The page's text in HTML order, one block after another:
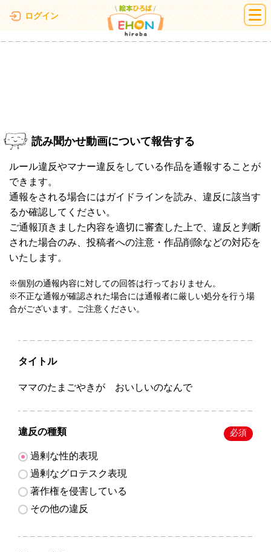
ログイン 絵本ひろば
読み聞かせ動画について報告する
ルール違反やマナー違反をしている作品を通報することが
できます。
通報をされる場合にはガイドラインを読み、違反に該当す
るか確認してください。
ご通報頂きました内容を適切に審査した上で、違反と判断
された場合のみ、投稿者への注意・作品削除などの対応を
いたします。
※個別の通報内容に対しての回答は行っておりません。
※不正な通報が確認された場合には通報者に厳しい処分を行う場
合がございます。ご注意ください。
タイトル
ママのたまごやきが おいしいのなんで
違反の種類 必須
過剰な性的表現
過剰なグロテスク表現
著作権を侵害している
その他の違反